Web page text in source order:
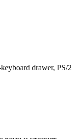
drawer, PS/2